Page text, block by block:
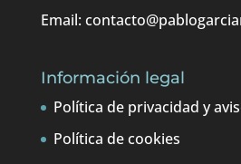
Email:
Información legal
Política de privacidad y
Política de cookies